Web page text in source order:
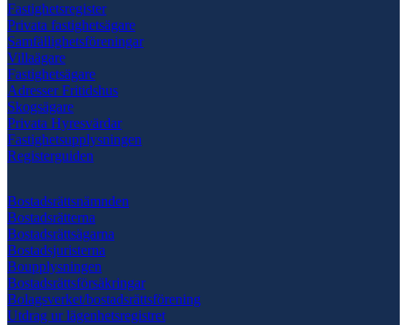
Fastighetsregister
Privata fastighetsägare
Samfällighetsföreningar
Villaägare
Fastighetsägare
Adresser Fritidshus
Skogsägare
Privata Hyresvärdar
Fastighetsupplysningen
Registerguiden
Bostadsrättsnämnden
Bostadsrätterna
Bostadsrättsägarna
Bostadsjuristerna
Boupplysningen
Bostadsrättsförsäkringar
Bolagsverket/bostadsrättsförening
Utdrag ur lägenhetsregistret